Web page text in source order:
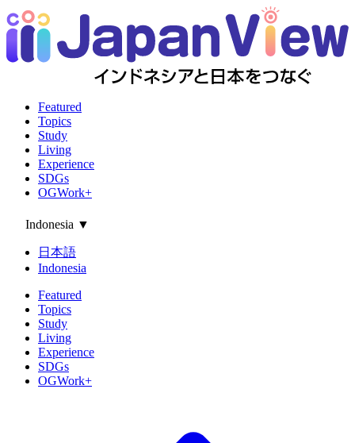
Featured
Topics
Study
Living
Experience
SDGs
OGWork+
Indonesia ▼
日本語
Indonesia
Featured
Topics
Study
Living
Experience
SDGs
OGWork+